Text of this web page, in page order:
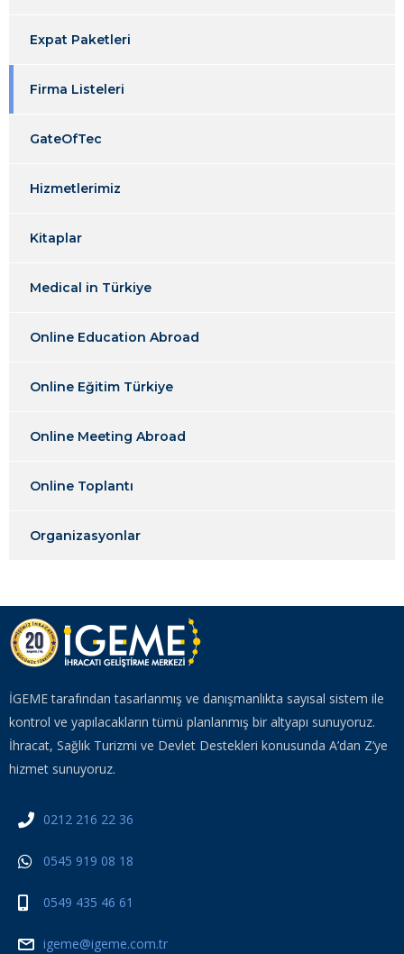
Expat Paketleri
Firma Listeleri
GateOfTec
Hizmetlerimiz
Kitaplar
Medical in Türkiye
Online Education Abroad
Online Eğitim Türkiye
Online Meeting Abroad
Online Toplantı
Organizasyonlar
İGEME tarafından tasarlanmış ve danışmanlıkta sayısal sistem ile
kontrol ve yapılacakların tümü planlanmış bir altyapı sunuyoruz.
İhracat, Sağlık Turizmi ve Devlet Destekleri konusunda A’dan Z’ye
hizmet sunuyoruz.
0212 216 22 36
0545 919 08 18
0549 435 46 61
igeme@igeme.com.tr